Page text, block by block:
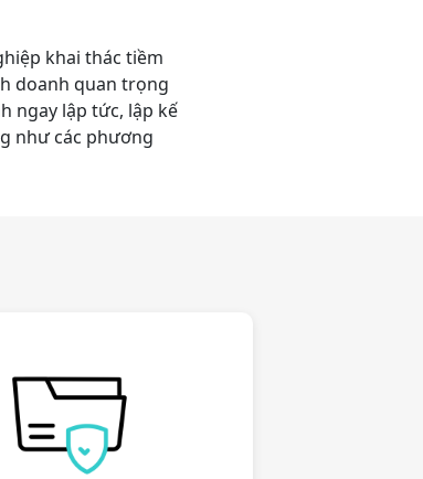
khai thác tiềm
doanh quan trọng
ngay lập tức, lập kế
như các phương